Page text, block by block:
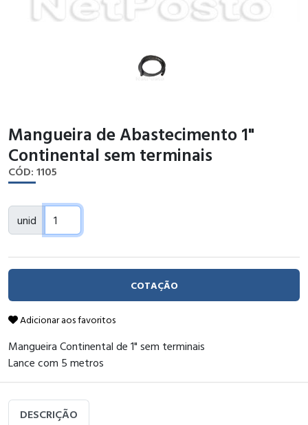
Mangueira de Abastecimento 1"
Continental sem terminais
CÓD: 1105
unid
COTAÇÃO
Adicionar aos favoritos
Mangueira Continental de 1" sem terminais
Lance com 5 metros
DESCRIÇÃO